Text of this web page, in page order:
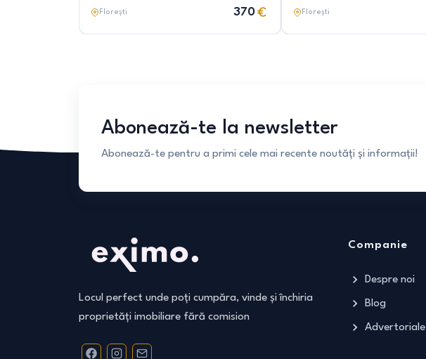
Florești 370 Florești
Abonează-te la newsletter
Abonează-te pentru a primi cele mai recente noutăți și informații!
Locul perfect unde poți cumpăra, vinde și închiria
proprietăți imobiliare fără comision
Companie
Despre noi
Blog
Advertoriale